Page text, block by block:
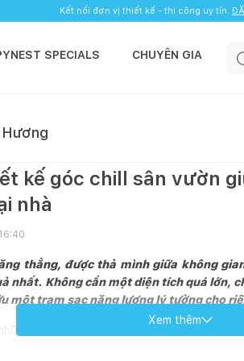
Kết nối đơn vị thiết kế - thi công uy tín.
SPECIALS CHUYÊN GIA
kế góc chill sân vườn
nhà
thẳng, được thả mình giữa không
nhất. Không cần một diện tích quá lớn,
một trạm sạc năng lượng lý tưởng cho
ý tưởng decor sân vườn chill và bố
Xem thêm